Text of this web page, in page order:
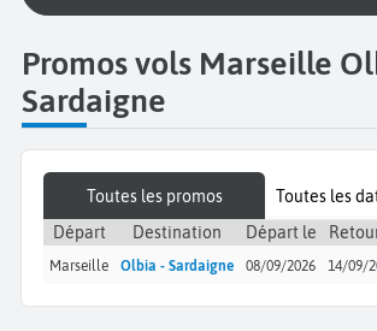
Promos vols Marseille
Sardaigne
Toutes les promos
Départ
Destination Départ le
Marseille Olbia - Sardaigne 08/09/2026 14/09/